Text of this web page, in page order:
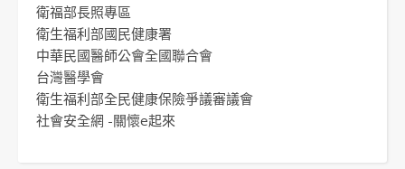
衛福部長照專區
衛生福利部國民健康署
中華民國醫師公會全國聯合會
台灣醫學會
衛生福利部全民健康保險爭議審議會
社會安全網 -關懷e起來